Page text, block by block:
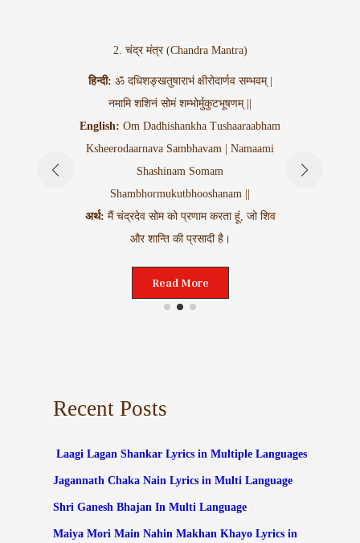
2. चंद्र मंत्र (Chandra Mantra)
हिन्दी: ॐ दधिशङ्खतुषाराभं क्षीरोदार्णव सम्भवम् |
नमामि शशिनं सोमं शम्भोर्मुकुटभूषणम् ||
English: Om Dadhishankha Tushaaraabham
Ksheerodaarnava Sambhavam | Namaami
Shashinam Somam
Shambhormukutbhooshanam ||
अर्थ: मैं चंद्रदेव सोम को प्रणाम करता हूं, जो शिव
और शान्ति की प्रसादी है।
Read More
Recent Posts
Laagi Lagan Shankar Lyrics in Multiple Languages
Jagannath Chaka Nain Lyrics in Multi Language
Shri Ganesh Bhajan In Multi Language
Maiya Mori Main Nahin Makhan Khayo Lyrics in